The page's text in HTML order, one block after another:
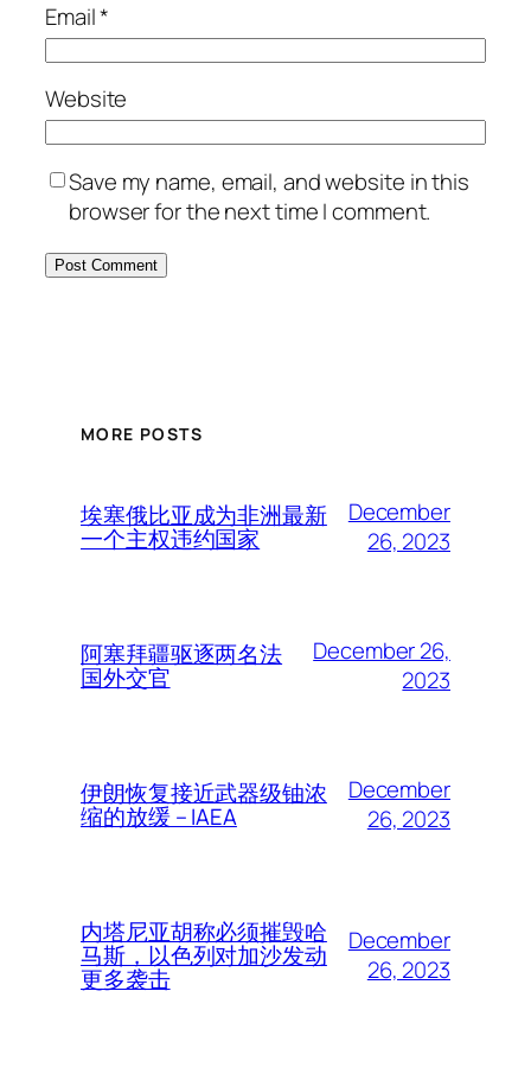
Email*
Website
Save my name, email, and website in this
browser for the next time I comment.
MORE POSTS
埃塞俄比亚成为非洲最新
一个主权违约国家
December
26, 2023
阿塞拜疆驱逐两名法
国外交官
December 26,
2023
伊朗恢复接近武器级铀浓
缩的放缓 – IAEA
December
26, 2023
内塔尼亚胡称必须摧毁哈
马斯，以色列对加沙发动
更多袭击
December
26, 2023